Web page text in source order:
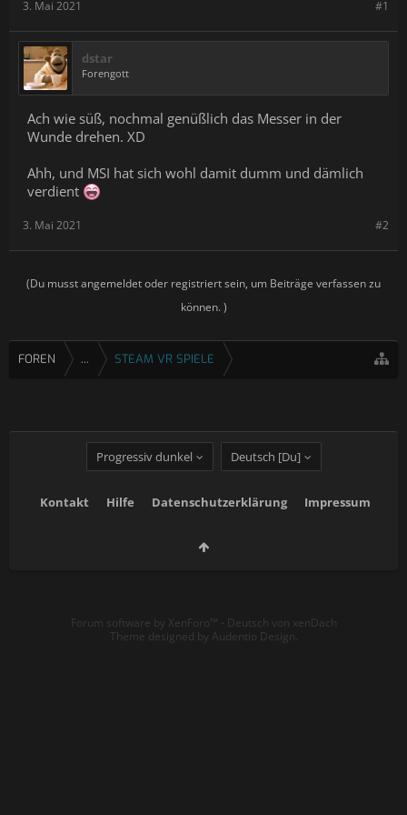
#1
3. Mai 2021
dstar
Forengott
Ach wie süß, nochmal genüßlich das Messer in der
Wunde drehen. XD
Ahh, und MSI hat sich wohl damit dumm und dämlich
verdient
#2
3. Mai 2021
(Du musst angemeldet oder registriert sein, um Beiträge verfassen zu
können. )
FOREN ... STEAM VR SPIELE
Progressiv dunkel Deutsch [Du]
Kontakt Hilfe Datenschutzerklärung Impressum
Forum software by XenForo™ - Deutsch von xenDach
Theme designed by Audentio Design.